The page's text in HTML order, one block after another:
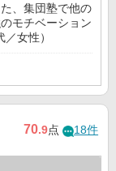
、集団塾で他の
モチベーション
女性）
70.9点 18件